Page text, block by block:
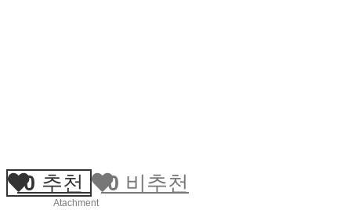
0 추천 0 비추천
Atachment